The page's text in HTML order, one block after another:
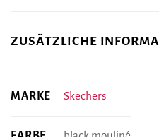
ZUSÄTZLICHE
MARKE Skechers